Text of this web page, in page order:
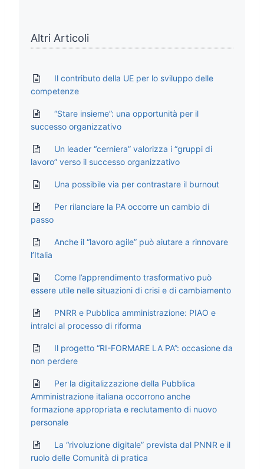
Altri Articoli
Il contributo della UE per lo sviluppo delle
competenze
“Stare insieme”: una opportunità per il
successo organizzativo
Un leader “cerniera” valorizza i “gruppi di
lavoro” verso il successo organizzativo
Una possibile via per contrastare il burnout
Per rilanciare la PA occorre un cambio di
passo
Anche il “lavoro agile” può aiutare a rinnovare
l’Italia
Come l’apprendimento trasformativo può
essere utile nelle situazioni di crisi e di cambiamento
PNRR e Pubblica amministrazione: PIAO e
intralci al processo di riforma
Il progetto “RI-FORMARE LA PA”: occasione da
non perdere
Per la digitalizzazione della Pubblica
Amministrazione italiana occorrono anche
formazione appropriata e reclutamento di nuovo
personale
La “rivoluzione digitale” prevista dal PNNR e il
ruolo delle Comunità di pratica